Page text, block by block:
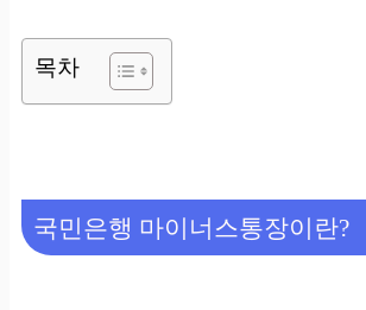
목차
국민은행 마이너스통장이란?